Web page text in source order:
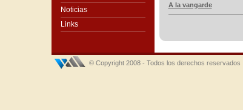
Noticias
Links
A la vangarde
© Copyright 2008 - Todos los derechos reservados